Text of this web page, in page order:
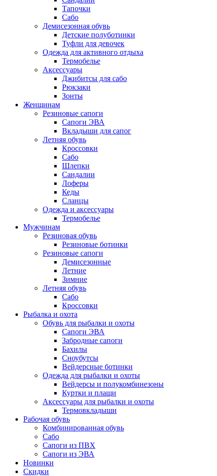
Тапочки
Сабо
Демисезонная обувь
Детские полуботинки
Туфли для девочек
Одежда для активного отдыха
Термобелье
Аксессуары
Джибитсы для сабо
Рюкзаки
Зонты
Женщинам
Резиновые сапоги
Cапоги ЭВА
Вкладыши для сапог
Летняя обувь
Кроссовки
Сабо
Шлепки
Сандалии
Лоферы
Кеды
Сланцы
Одежда и аксессуары
Термобелье
Мужчинам
Резиновая обувь
Резиновые ботинки
Резиновые сапоги
Демисезонные
Летние
Зимние
Летняя обувь
Сабо
Кроссовки
Рыбалка и охота
Обувь для рыбалки и охоты
Сапоги ЭВА
Забродные сапоги
Бахилы
Сноубутсы
Вейдерсные ботинки
Одежда для рыбалки и охоты
Вейдерсы и полукомбинезоны
Куртки и плащи
Аксессуары для рыбалки и охоты
Термовкладыши
Рабочая обувь
Комбинированная обувь
Сабо
Сапоги из ПВХ
Сапоги из ЭВА
Новинки
Скидки